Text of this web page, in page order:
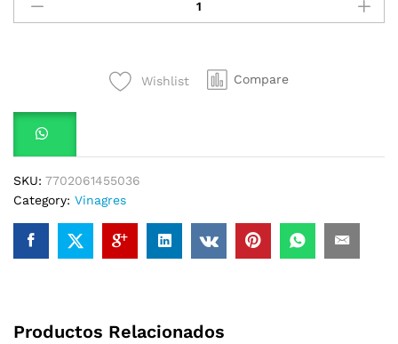
Blanco
Alfresco
Wishlist Compare
SKU: 7702061455036
Category: Vinagres
Productos Relacionados